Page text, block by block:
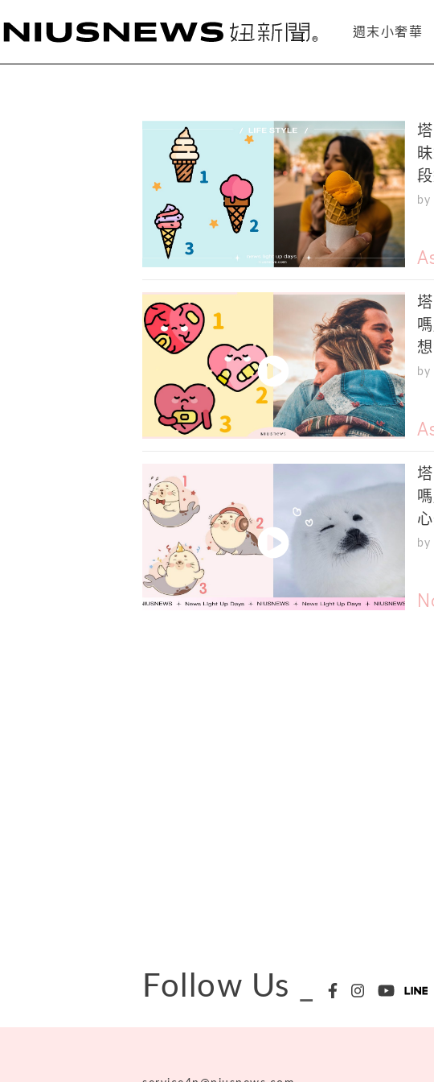
週末小奢華
by
想
by
by
Follow Us